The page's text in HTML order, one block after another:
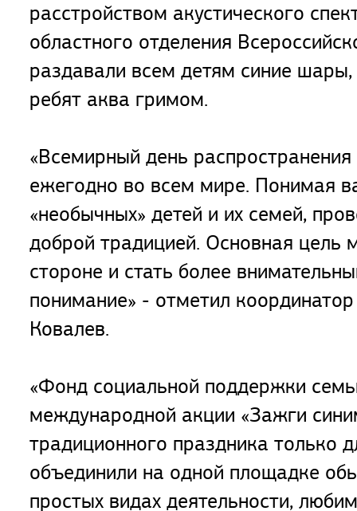
расстройством акустического
областного отделения
раздавали всем детям синие
ребят аква гримом.
«Всемирный день
ежегодно во всем мире. Понимая
«необычных» детей и их семей,
доброй традицией. Основная цель
стороне и стать более
понимание» - отметил
Ковалев.
«Фонд социальной поддержки
международной акции «Зажги
традиционного праздника только
объединили на одной площадке
простых видах деятельности,